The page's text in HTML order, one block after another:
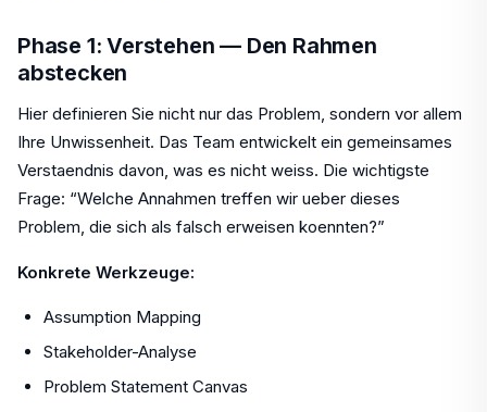
Phase 1: Verstehen — Den Rahmen
abstecken
Hier definieren Sie nicht nur das Problem, sondern vor allem
Ihre Unwissenheit. Das Team entwickelt ein gemeinsames
Verstaendnis davon, was es nicht weiss. Die wichtigste
Frage: “Welche Annahmen treffen wir ueber dieses
Problem, die sich als falsch erweisen koennten?”
Konkrete Werkzeuge:
Assumption Mapping
Stakeholder-Analyse
Problem Statement Canvas